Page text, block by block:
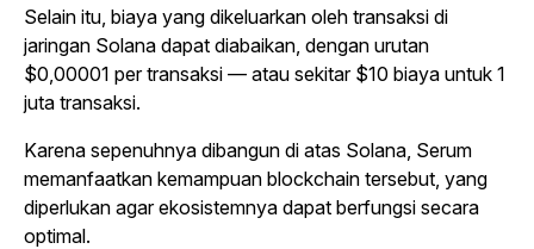
Selain itu, biaya yang dikeluarkan oleh transaksi di
jaringan Solana dapat diabaikan, dengan urutan
$0,00001 per transaksi — atau sekitar $10 biaya untuk 1
juta transaksi.
Karena sepenuhnya dibangun di atas Solana, Serum
memanfaatkan kemampuan blockchain tersebut, yang
diperlukan agar ekosistemnya dapat berfungsi secara
optimal.